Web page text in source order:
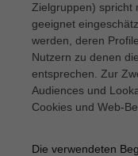
Zielgruppen) spricht
geeignet
werden, deren
Nutzern zu denen
entsprechen. Zur
Audiences und
Cookies und Web-
Die verwendeten